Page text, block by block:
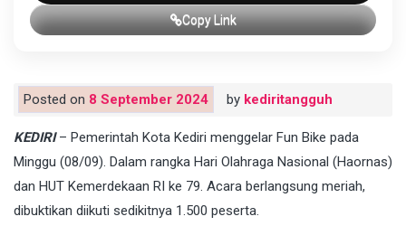
Copy Link
Posted on 8 September 2024 by kediritangguh
KEDIRI– Pemerintah Kota Kediri menggelar Fun Bike pada
Minggu (08/09). Dalam rangka Hari Olahraga Nasional (Haornas)
dan HUT Kemerdekaan RI ke 79. Acara berlangsung meriah,
dibuktikan diikuti sedikitnya 1.500 peserta.